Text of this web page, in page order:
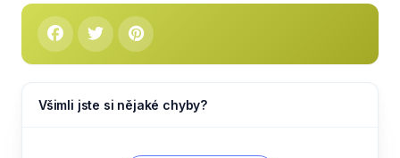
Všimli jste si nějaké chyby?